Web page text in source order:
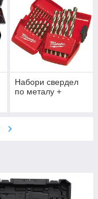
Набори свердел
по металу +